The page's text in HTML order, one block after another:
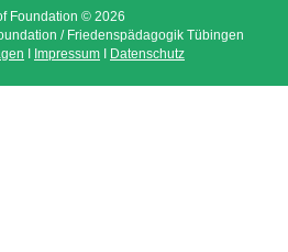
Foundation © 2026
/ Friedenspädagogik Tübingen
I Impressum I Datenschutz